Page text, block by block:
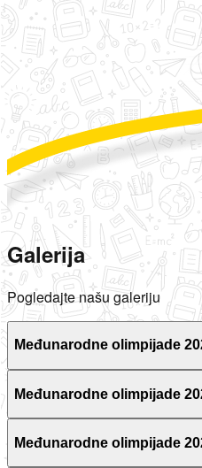
Galerija
Pogledajte našu galeriju
Međunarodne olimpijade
Međunarodne olimpijade
Međunarodne olimpijade